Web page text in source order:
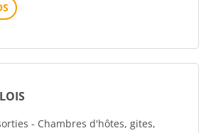
- Chambres d'hôtes, gites,